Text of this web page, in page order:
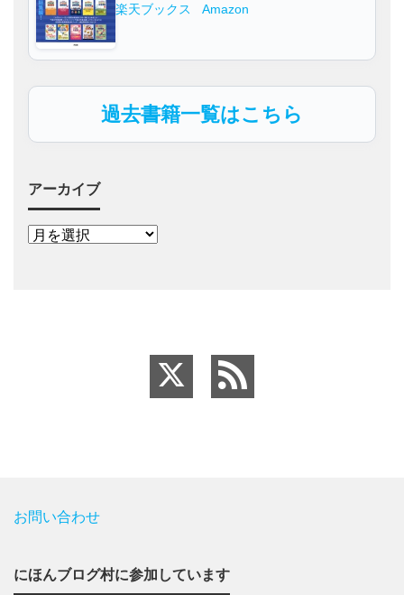
楽天ブックス Amazon
過去書籍一覧はこちら
アーカイブ
お問い合わせ
にほんブログ村に参加しています